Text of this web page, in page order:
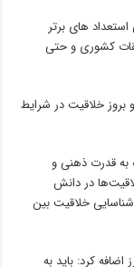
ها‌ی برتر
کشوری و حتی
خلاقیت در شرایط
به قدرت ذهنی و
در دانش
خلاقیت بین
کرد: باید به